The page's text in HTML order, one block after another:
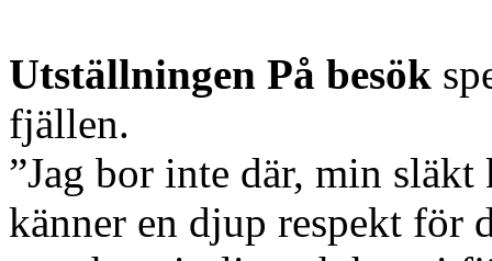
Utställningen På besök
fjällen.
”Jag bor inte där, min
känner en djup respekt för